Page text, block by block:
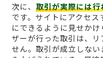
次に、 取引が実際には行
です。サイトにアクセ
にできるように見せか
ザーが行った取引は、
せん。取引が成立しな